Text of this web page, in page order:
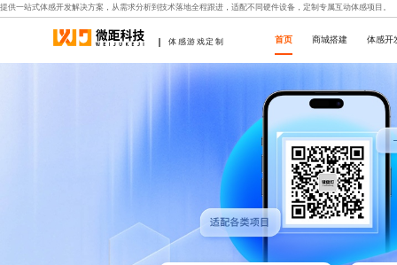
提供一站式体感开发解决方案，从需求分析到技术落地全程跟进，适配不同硬件设备，定制专属互动体感项目。
体感游戏定制 首页 商城搭建 体感开